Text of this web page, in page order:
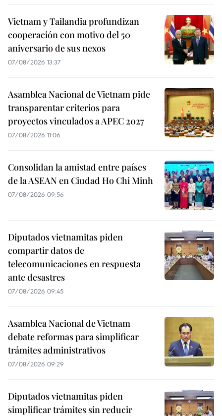
Vietnam y Tailandia profundizan
cooperación con motivo del 50
aniversario de sus nexos
07/08/2026 13:37
Asamblea Nacional de Vietnam pide
transparentar criterios para
proyectos vinculados a APEC 2027
07/08/2026 11:06
Consolidan la amistad entre países
de la ASEAN en Ciudad Ho Chi Minh
07/08/2026 09:56
Diputados vietnamitas piden
compartir datos de
telecomunicaciones en respuesta
ante desastres
07/08/2026 09:45
Asamblea Nacional de Vietnam
debate reformas para simplificar
trámites administrativos
07/08/2026 09:29
Diputados vietnamitas piden
simplificar trámites sin reducir